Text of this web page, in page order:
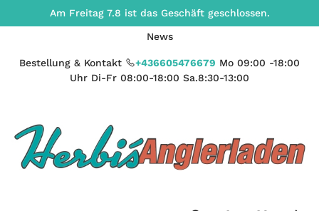
Am Freitag 7.8 ist das Geschäft geschlossen.
News
Bestellung & Kontakt +436605476679 Mo 09:00 -18:00
Uhr Di-Fr 08:00-18:00 Sa.8:30-13:00